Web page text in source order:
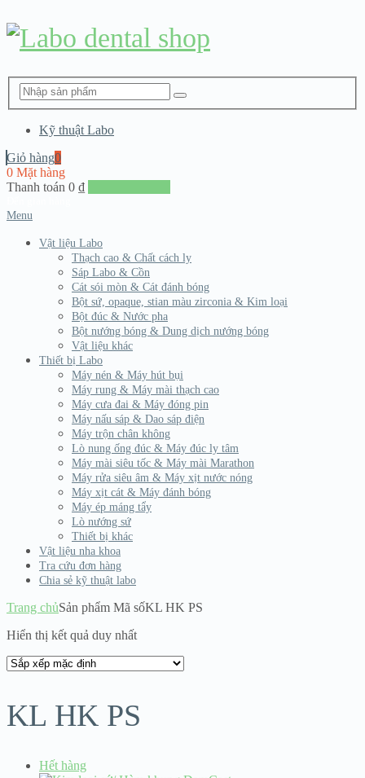
Kỹ thuật Labo
Giỏ hàng0
0 Mặt hàng
Thanh toán 0 ₫
Menu
Vật liệu Labo
Thạch cao & Chất cách ly
Sáp Labo & Cồn
Cát sói mòn & Cát đánh bóng
Bột sứ, opaque, stian màu zirconia & Kim loại
Bột đúc & Nước pha
Bột nướng bóng & Dung dịch nướng bóng
Vật liệu khác
Thiết bị Labo
Máy nén & Máy hút bụi
Máy rung & Máy mài thạch cao
Máy cưa đai & Máy đóng pin
Máy nấu sáp & Dao sáp điện
Máy trộn chân không
Lò nung ống đúc & Máy đúc ly tâm
Máy mài siêu tốc & Máy mài Marathon
Máy rửa siêu âm & Máy xịt nước nóng
Máy xịt cát & Máy đánh bóng
Máy ép máng tẩy
Lò nướng sứ
Thiết bị khác
Vật liệu nha khoa
Tra cứu đơn hàng
Chia sẻ kỹ thuật labo
Trang chủSản phẩm Mã sốKL HK PS
Hiển thị kết quả duy nhất
KL HK PS
Hết hàng